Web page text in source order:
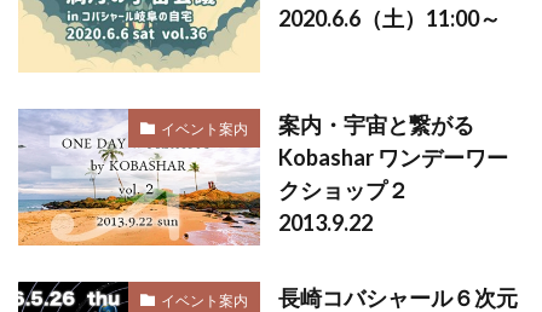
2020.6.6（土）11:00～
イベント案内
案内・宇宙と繋がる
Kobashar ワンデーワー
クショップ２
2013.9.22
イベント案内
長崎コバシャール６次元